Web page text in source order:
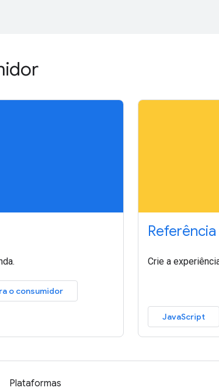
o consumidor
Crie a
JavaScript
Plataformas